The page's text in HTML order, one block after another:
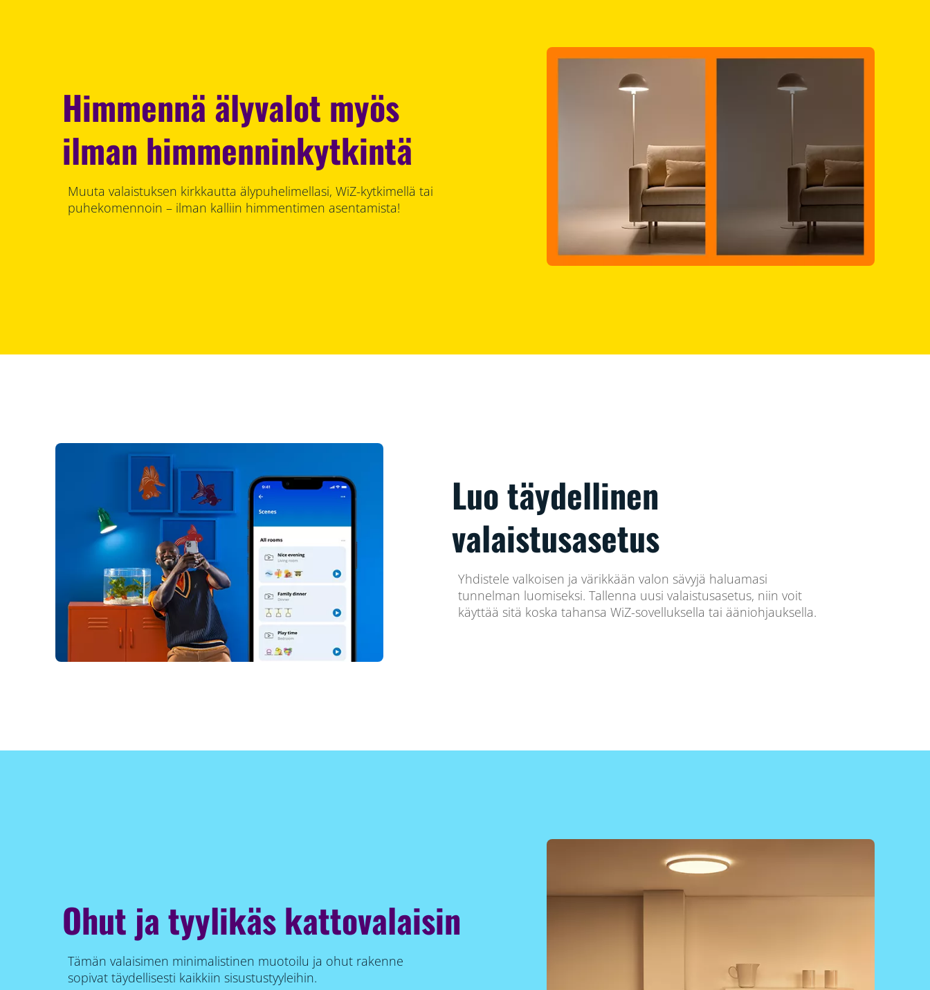
Himmennä älyvalot myös
ilman himmenninkytkintä
Muuta valaistuksen kirkkautta älypuhelimellasi, WiZ-kytkimellä tai
puhekomennoin – ilman kalliin himmentimen asentamista!
Luo täydellinen
valaistusasetus
Yhdistele valkoisen ja värikkään valon sävyjä haluamasi
tunnelman luomiseksi. Tallenna uusi valaistusasetus, niin voit
käyttää sitä koska tahansa WiZ-sovelluksella tai ääniohjauksella.
Ohut ja tyylikäs kattovalaisin
Tämän valaisimen minimalistinen muotoilu ja ohut rakenne
sopivat täydellisesti kaikkiin sisustustyyleihin.